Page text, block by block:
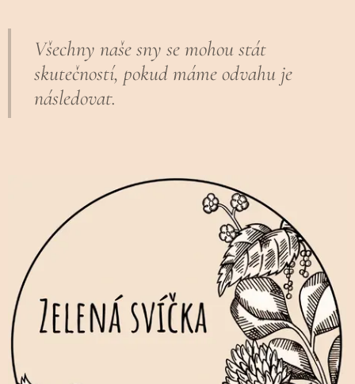
Všechny naše sny se mohou stát
skutečností, pokud máme odvahu je
následovat.